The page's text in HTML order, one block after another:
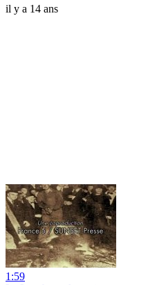
il y a 14 ans
1:59